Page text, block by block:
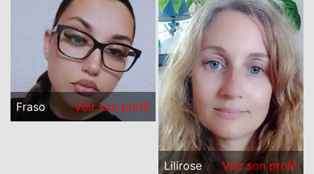
Fraso Voir son profil
Lilirose Voir son profil